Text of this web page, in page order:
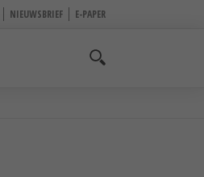
NIEUWSBRIEF E-PAPER